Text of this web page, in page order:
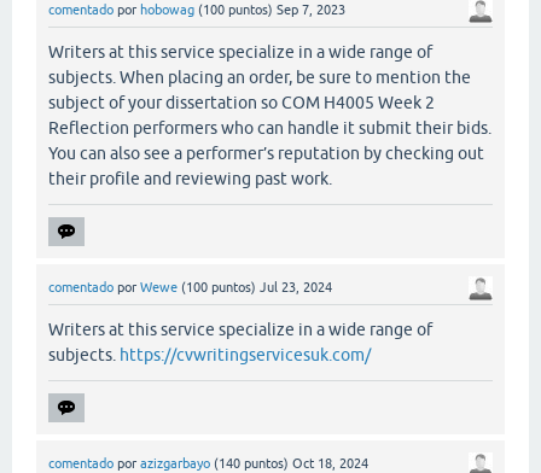
comentado por hobowag (100 puntos) Sep 7, 2023
Writers at this service specialize in a wide range of
subjects. When placing an order, be sure to mention the
subject of your dissertation so COM H4005 Week 2
Reflection performers who can handle it submit their bids.
You can also see a performer’s reputation by checking out
their profile and reviewing past work.
comentado por Wewe (100 puntos) Jul 23, 2024
Writers at this service specialize in a wide range of
subjects. https://cvwritingservicesuk.com/
comentado por azizgarbayo (140 puntos) Oct 18, 2024